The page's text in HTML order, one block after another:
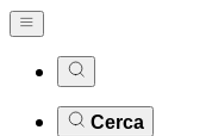
Cerca